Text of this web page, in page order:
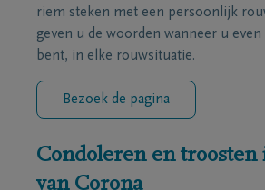
riem steken met een persoonlijk
geven u de woorden wanneer u
bent, in elke rouwsituatie.
Bezoek de pagina
Condoleren en troosten
van Corona